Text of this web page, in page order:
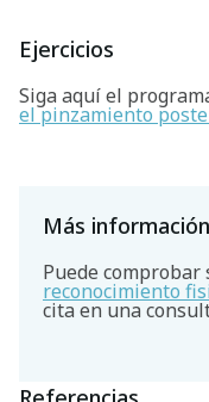
Ejercicios
Siga aquí el
el pinzamiento
Más información
Puede
reconocimiento
cita en una